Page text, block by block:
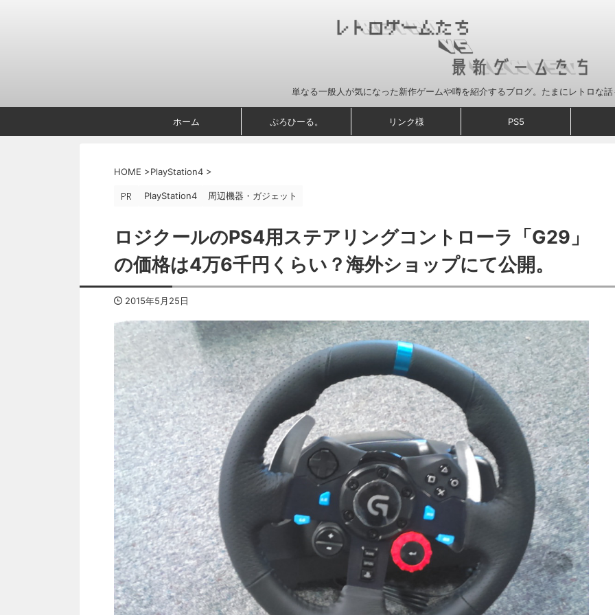
単なる一般人が気になった新作ゲームや噂を紹介するブログ。たまにレトロな話
ホーム ぷろひーる。 リンク様 PS5
HOME >PlayStation4 >
PlayStation4 周辺機器・ガジェット
ロジクールのPS4用ステアリングコントローラ「G29」
の価格は4万6千円くらい？海外ショップにて公開。
2015年5月25日